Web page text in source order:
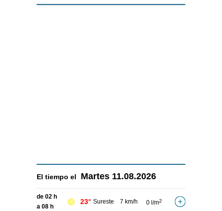
El tiempo el Martes 11.08.2026
de 02 h
a 08 h
23° Sureste 7 km/h 0 l/m2